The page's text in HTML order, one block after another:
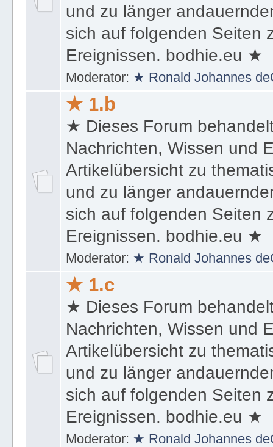
und zu länger
sich auf folgenden Seiten
Ereignissen. bodhie.eu ★
Moderator: ★ Ronald Johannes
★ 1.b
★ Dieses Forum
Nachrichten, Wissen und
Artikelübersicht zu
und zu länger
sich auf folgenden Seiten
Ereignissen. bodhie.eu ★
Moderator: ★ Ronald Johannes
★ 1.c
★ Dieses Forum
Nachrichten, Wissen und
Artikelübersicht zu
und zu länger
sich auf folgenden Seiten
Ereignissen. bodhie.eu ★
Moderator: ★ Ronald Johannes